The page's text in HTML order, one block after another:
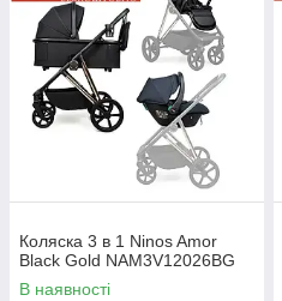
Коляска 3 в 1 Ninos Amor
Black Gold NAM3V12026BG
В наявності